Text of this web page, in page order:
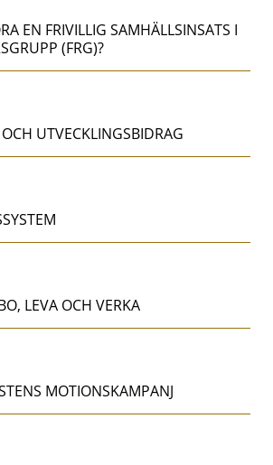
EN FRIVILLIG SAMHÄLLSINSATS I
(FRG)?
UTVECKLINGSBIDRAG
LEVA OCH VERKA
MOTIONSKAMPANJ